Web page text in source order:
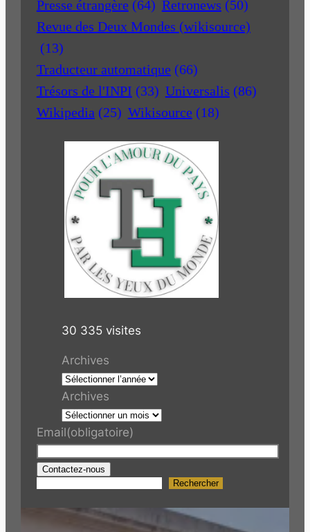
Presse étrangère (64) Retronews (50)
Revue des Deux Mondes (wikisource)
(13)
Traducteur automatique (66)
Trésors de l'INPI (33) Universalis (86)
Wikipedia (25) Wikisource (18)
30 335 visites
Archives
Archives
Email(obligatoire)
Contactez-nous
Rechercher